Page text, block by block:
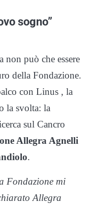
sogno”
non può che essere
della Fondazione.
con Linus , la
la svolta: la
sul Cancro
Allegra Agnelli
.
Fondazione mi
Allegra